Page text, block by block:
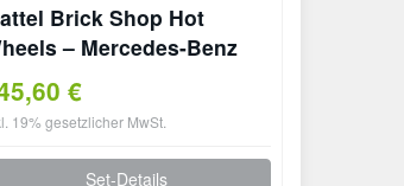
Brick Shop Hot
– Mercedes-Benz
SL „Flügeltürer“
€
19% gesetzlicher MwSt.
Set-Details